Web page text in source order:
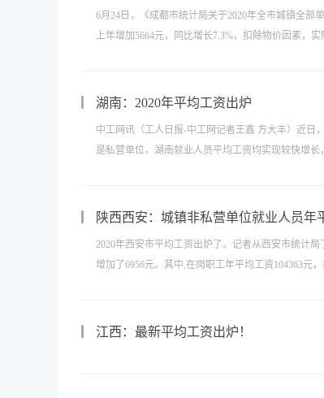
6月24日，《成都市统计局关于2020年全市城镇全部
上年增加5664元，同比增长7.3%，扣除物价因素，
湖南：2020年平均工资出炉
中工网讯（工人日报-中工网记者王鑫 方大丰）近日
是私营单位，湖南就业人员平均工资均实现较快增
陕西西安：城镇非私营单位就业人员年
2020年西安市平均工资出炉了。记者从西安市统计局
增加了6956元。其中,在岗职工年平均工资104363元
江西：最新平均工资出炉！